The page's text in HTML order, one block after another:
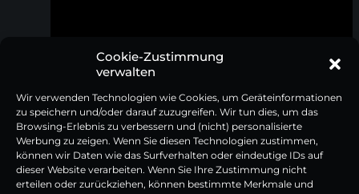
Cookie-Zustimmung
verwalten
Wir verwenden Technologien wie Cookies, um Geräteinformationen
zu speichern und/oder darauf zuzugreifen. Wir tun dies, um das
Browsing-Erlebnis zu verbessern und (nicht) personalisierte
Werbung zu zeigen. Wenn Sie diesen Technologien zustimmen,
können wir Daten wie das Surfverhalten oder eindeutige IDs auf
dieser Website verarbeiten. Wenn Sie Ihre Zustimmung nicht
erteilen oder zurückziehen, können bestimmte Merkmale und
Brotkorb Set mit Frühstücksmesser
Chefmesser mit Pakkaholzgriff